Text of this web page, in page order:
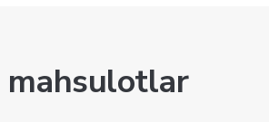
mahsulotlar